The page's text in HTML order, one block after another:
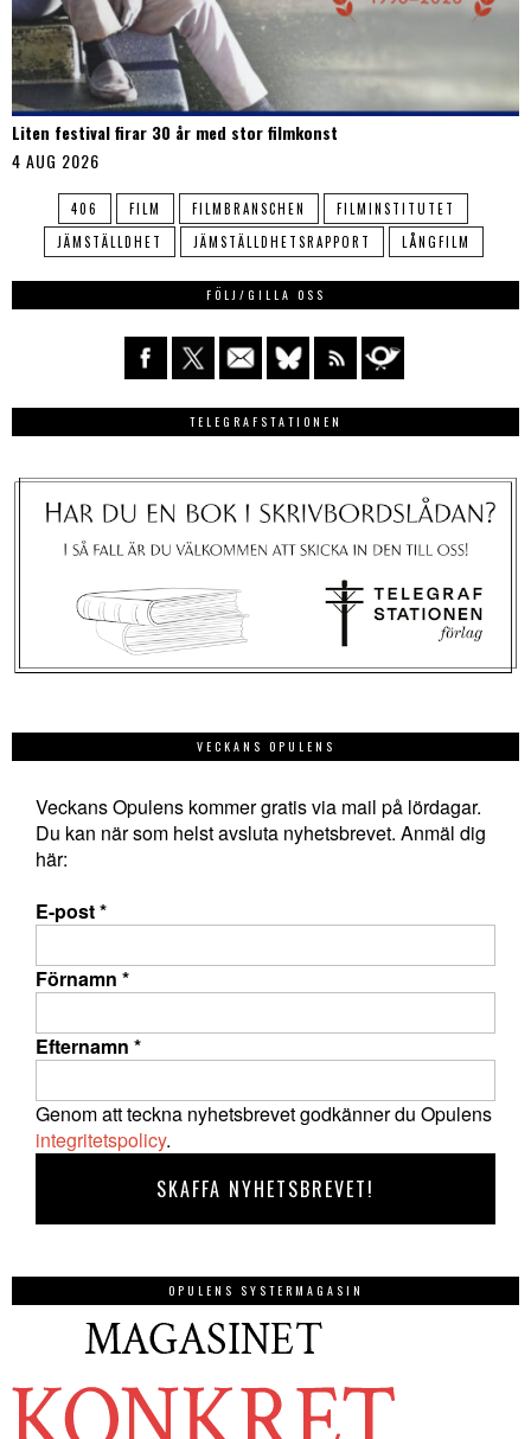
Liten festival firar 30 år med stor filmkonst
4 AUG 2026
406 FILM FILMBRANSCHEN
FILMINSTITUTET
JÄMSTÄLLDHET
JÄMSTÄLLDHETSRAPPORT LÅNGFILM
FÖLJ/GILLA OSS
TELEGRAFSTATIONEN
VECKANS OPULENS
Veckans Opulens kommer gratis via mail på lördagar.
Du kan när som helst avsluta nyhetsbrevet. Anmäl dig
här:
E-post*
Förnamn *
Efternamn *
Genom att teckna nyhetsbrevet godkänner du Opulens
integritetspolicy.
OPULENS SYSTERMAGASIN